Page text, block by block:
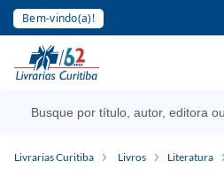
Bem-vindo(a)!
Livrarias Curitiba Livros Literatura